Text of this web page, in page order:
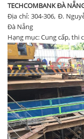
TECHCOMBANK ĐÀ
Địa chỉ: 304-306, Đ.
Đà Nẵng
Hạng mục: Cung cấp, thi